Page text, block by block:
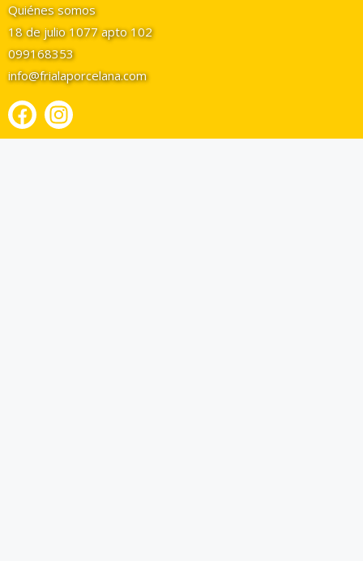
Quiénes somos
18 de julio 1077 apto 102
099168353
info@frialaporcelana.com